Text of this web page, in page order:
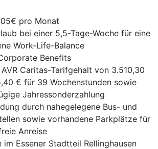
pro Monat
bei einer 5,5-Tage-Woche für eine
Work-Life-Balance
Benefits
Caritas-Tarifgehalt von 3.510,30
€ für 39 Wochenstunden sowie
Jahressonderzahlung
durch nahegelegene Bus- und
sowie vorhandene Parkplätze für
Anreise
im Essener Stadtteil Rellinghausen